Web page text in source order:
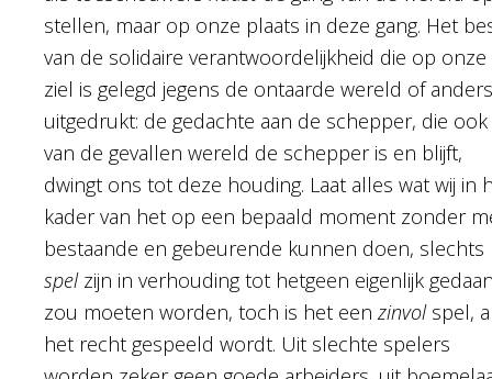
stellen, maar op onze plaats in deze gang. Het
van de solidaire verantwoordelijkheid die op onze
ziel is gelegd jegens de ontaarde wereld of anders
uitgedrukt: de gedachte aan de schepper, die ook
van de gevallen wereld de schepper is en blijft,
dwingt ons tot deze houding. Laat alles wat wij in
kader van het op een bepaald moment zonder
bestaande en gebeurende kunnen doen, slechts
spelzijn in verhouding tot hetgeen eigenlijk
zou moeten worden, toch is het eenzinvolspel,
het recht gespeeld wordt. Uit slechte spelers